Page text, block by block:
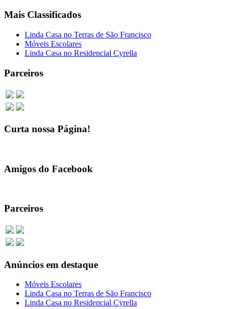
Mais Classificados
Linda Casa no Terras de São Francisco
Móveis Escolares
Linda Casa no Residencial Cyrella
Parceiros
Curta nossa Página!
Amigos do Facebook
Parceiros
Anúncios em destaque
Móveis Escolares
Linda Casa no Terras de São Francisco
Linda Casa no Residencial Cyrella